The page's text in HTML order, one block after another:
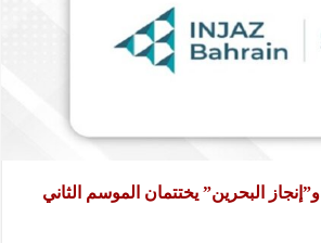
البحرين” يختتمان الموسم الثاني